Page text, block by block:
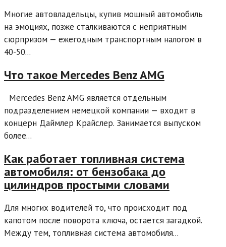
Многие автовладельцы, купив мощный автомобиль
на эмоциях, позже сталкиваются с неприятным
сюрпризом — ежегодным транспортным налогом в
40-50...
Что такое Mercedes Benz AMG
Mercedes Benz AMG является отдельным
подразделением немецкой компании — входит в
концерн Даймлер Крайслер. Занимается выпуском
более...
Как работает топливная система
автомобиля: от бензобака до
цилиндров простыми словами
Для многих водителей то, что происходит под
капотом после поворота ключа, остается загадкой.
Между тем, топливная система автомобиля...